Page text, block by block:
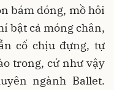
bám dóng, mồ hôi
bật cả móng chân,
cố chịu đựng, tự
trong, cứ như vậy
ngành Ballet.